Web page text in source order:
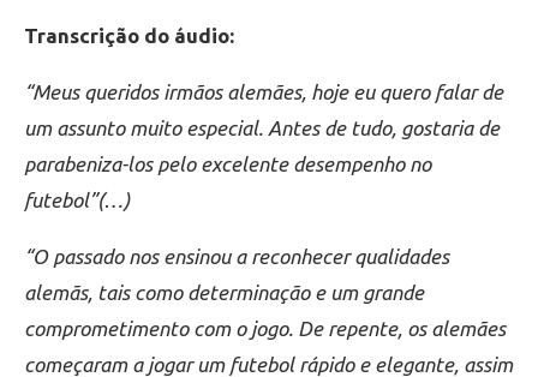
Transcrição do áudio:
“Meus queridos irmãos alemães, hoje eu quero falar de
um assunto muito especial. Antes de tudo, gostaria de
parabeniza-los pelo excelente desempenho no
futebol”(…)
“O passado nos ensinou a reconhecer qualidades
alemãs, tais como determinação e um grande
comprometimento com o jogo. De repente, os alemães
começaram a jogar um futebol rápido e elegante, assim